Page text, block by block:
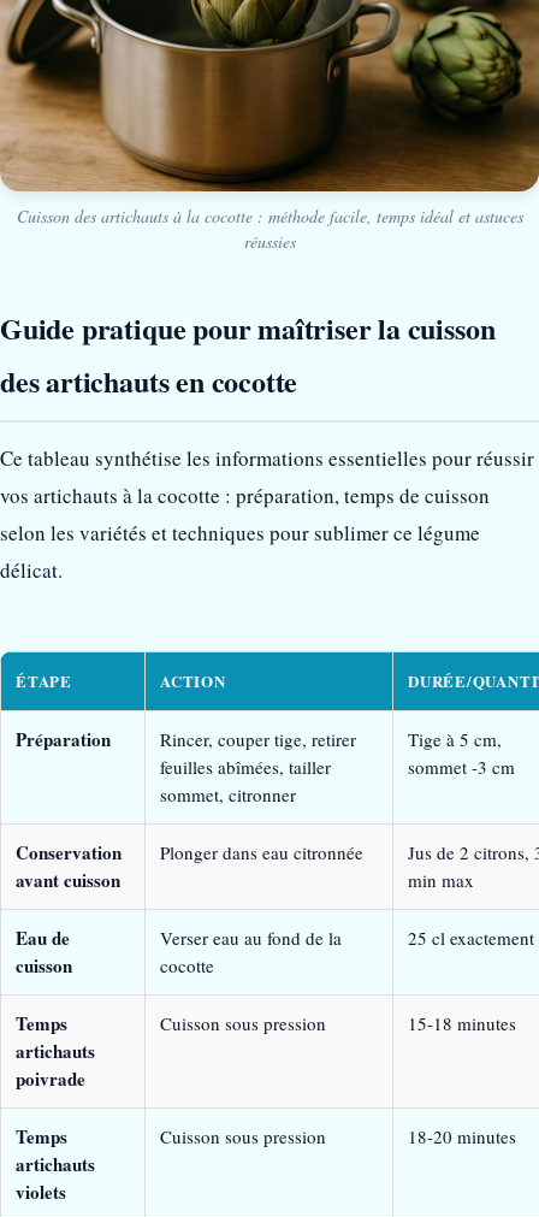
Cuisson des artichauts à la cocotte : méthode facile, temps idéal et astuces
réussies
Guide pratique pour maîtriser la cuisson
des artichauts en cocotte
Ce tableau synthétise les informations essentielles pour réussir
vos artichauts à la cocotte : préparation, temps de cuisson
selon les variétés et techniques pour sublimer ce légume
délicat.
ÉTAPE ACTION DURÉE/
Préparation
Rincer, couper tige, retirer
feuilles abîmées, tailler
sommet, citronner
Tige à 5 cm,
sommet -3 cm
Conservation
avant cuisson
Plonger dans eau citronnée
Jus de 2 citrons,
min max
Eau de
cuisson
Verser eau au fond de la
cocotte
25 cl exactement
Temps
artichauts
poivrade
Cuisson sous pression 15-18 minutes
Temps
artichauts
violets
Cuisson sous pression 18-20 minutes